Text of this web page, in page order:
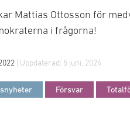
Mattias Ottosson för
i frågorna!
| Uppdaterad: 5 juni, 2024
Försvar